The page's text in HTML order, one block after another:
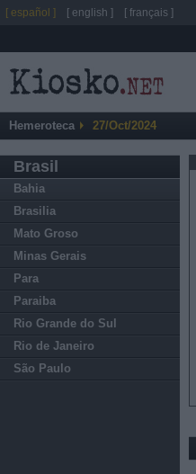
Hemeroteca 27/Oct/2024
Brasil
Bahia
Brasilia
Mato Groso
Minas Gerais
Para
Paraiba
Rio Grande do Sul
Rio de Janeiro
São Paulo
[ español ] [ english ] [ français ]